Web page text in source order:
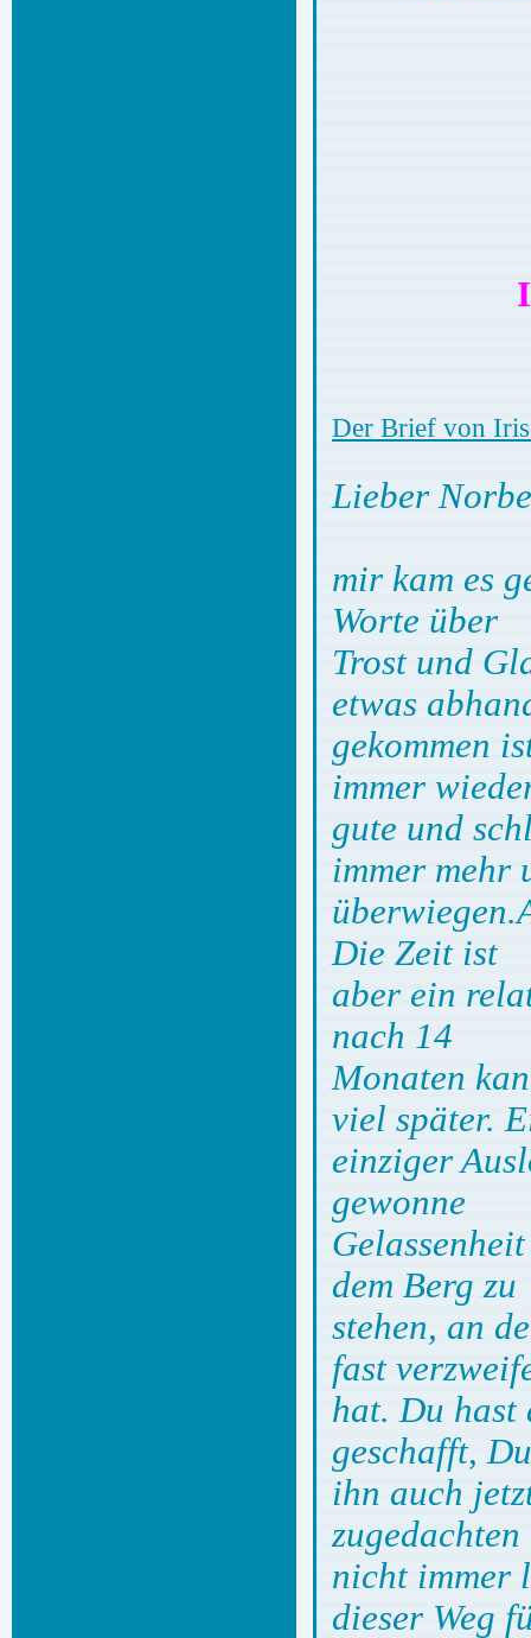
Der Brief von
Lieber
mir kam es
Worte über
Trost und
etwas
gekommen
immer
gute und
immer mehr
Die Zeit ist
aber ein
nach 14
Monaten
viel später.
einziger
gewonne
dem Berg zu
stehen, an
fast
hat. Du hast
geschafft,
ihn auch
zugedachten
nicht immer
dieser Weg